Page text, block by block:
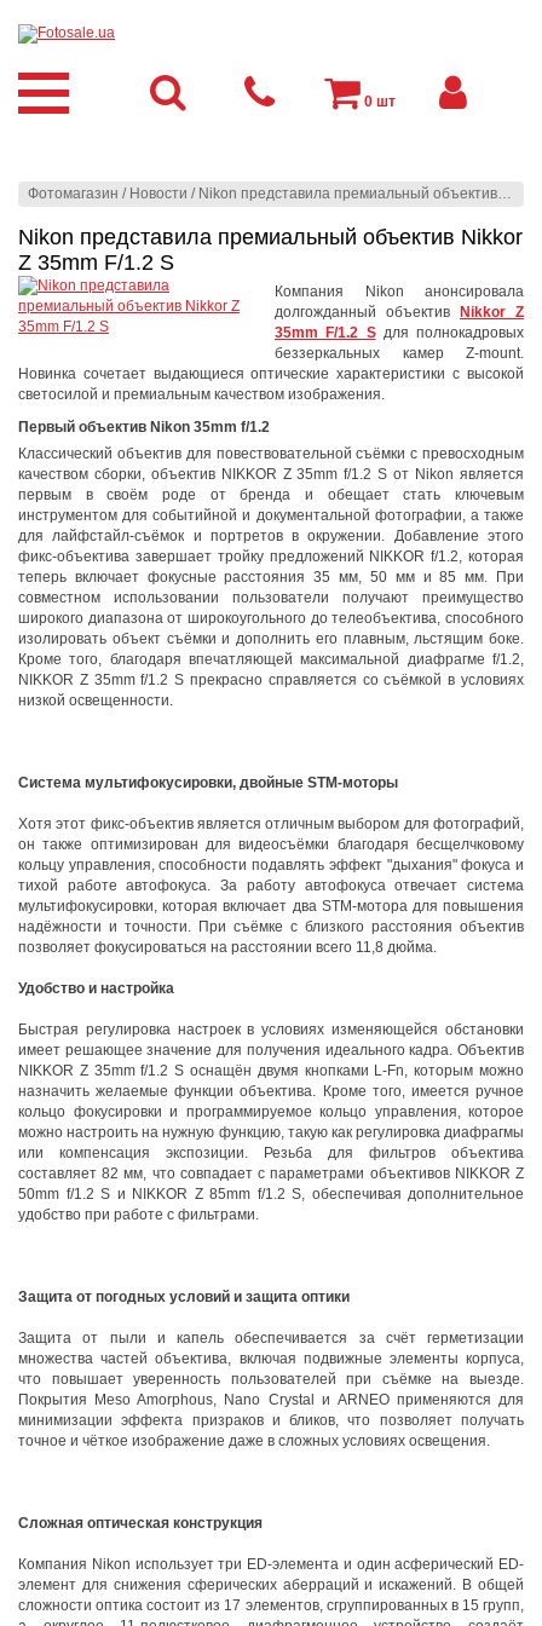
Фотомагазин / Новости / Nikon представила премиальный объектив Nikkor Z 35mm F/1.2 S
Nikon представила премиальный объектив Nikkor
Z 35mm F/1.2 S
Компания Nikon анонсировала
долгожданный объектив
Nikkor Z
35mm F/1.2 Sдля полнокадровых
беззеркальных камер Z-mount.
Новинка сочетает выдающиеся оптические характеристики с высокой
светосилой и премиальным качеством изображения.
Первый объектив Nikon 35mm f/1.2
Классический объектив для повествовательной съёмки с превосходным
качеством сборки, объектив NIKKOR Z 35mm f/1.2 S от Nikon является
первым в своём роде от бренда и обещает стать ключевым
инструментом для событийной и документальной фотографии, а также
для лайфстайл-съёмок и портретов в окружении. Добавление этого
фикс-объектива завершает тройку предложений NIKKOR f/1.2, которая
теперь включает фокусные расстояния 35 мм, 50 мм и 85 мм. При
совместном использовании пользователи получают преимущество
широкого диапазона от широкоугольного до телеобъектива, способного
изолировать объект съёмки и дополнить его плавным, льстящим боке.
Кроме того, благодаря впечатляющей максимальной диафрагме f/1.2,
NIKKOR Z 35mm f/1.2 S прекрасно справляется со съёмкой в условиях
низкой освещенности.
Система мультифокусировки, двойные STM-моторы
Хотя этот фикс-объектив является отличным выбором для фотографий,
он также оптимизирован для видеосъёмки благодаря бесщелчковому
кольцу управления, способности подавлять эффект "дыхания" фокуса и
тихой работе автофокуса. За работу автофокуса отвечает система
мультифокусировки, которая включает два STM-мотора для повышения
надёжности и точности. При съёмке с близкого расстояния объектив
позволяет фокусироваться на расстоянии всего 11,8 дюйма.
Удобство и настройка
Быстрая регулировка настроек в условиях изменяющейся обстановки
имеет решающее значение для получения идеального кадра. Объектив
NIKKOR Z 35mm f/1.2 S оснащён двумя кнопками L-Fn, которым можно
назначить желаемые функции объектива. Кроме того, имеется ручное
кольцо фокусировки и программируемое кольцо управления, которое
можно настроить на нужную функцию, такую как регулировка диафрагмы
или компенсация экспозиции. Резьба для фильтров объектива
составляет 82 мм, что совпадает с параметрами объективов NIKKOR Z
50mm f/1.2 S и NIKKOR Z 85mm f/1.2 S, обеспечивая дополнительное
удобство при работе с фильтрами.
Защита от погодных условий и защита оптики
Защита от пыли и капель обеспечивается за счёт герметизации
множества частей объектива, включая подвижные элементы корпуса,
что повышает уверенность пользователей при съёмке на выезде.
Покрытия Meso Amorphous, Nano Crystal и ARNEO применяются для
минимизации эффекта призраков и бликов, что позволяет получать
точное и чёткое изображение даже в сложных условиях освещения.
Сложная оптическая конструкция
Компания Nikon использует три ED-элемента и один асферический ED-
элемент для снижения сферических аберраций и искажений. В общей
сложности оптика состоит из 17 элементов, сгруппированных в 15 групп,
0 шт